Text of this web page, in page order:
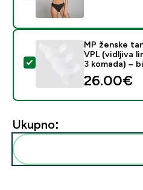
Odaberi ovaj proizvod -
MP ženske
VPL (vidljiva
3 komada) –
26.00€‎
Ukupno: